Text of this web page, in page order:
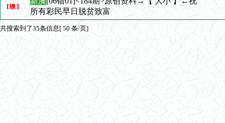
所有彩民早日脱贫致富
共搜索到了35条信息[ 50 条/页]